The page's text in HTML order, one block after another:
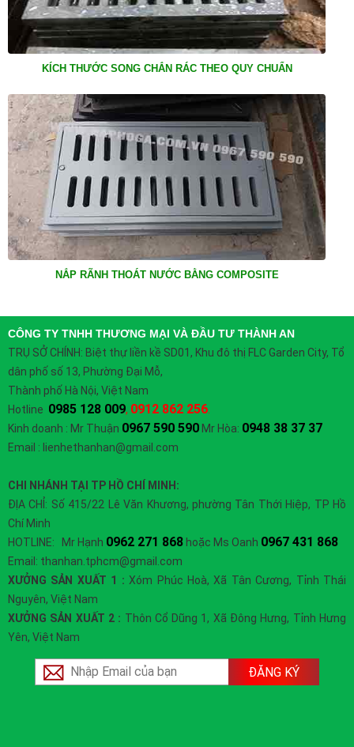
KÍCH THƯỚC SONG CHẮN RÁC THEO QUY CHUẨN
NẮP RÃNH THOÁT NƯỚC BẰNG COMPOSITE
CÔNG TY TNHH THƯƠNG MẠI VÀ ĐẦU TƯ THÀNH AN
TRỤ SỞ CHÍNH: Biệt thự liền kề SD01, Khu đô thị FLC Garden City, Tổ
dân phố số 13, Phường Đại Mỗ,
Thành phố Hà Nội, Việt Nam
Hotline 0985 128 009, 0912 862 256
Kinh doanh : Mr Thuận 0967 590 590 Mr Hòa: 0948 38 37 37
Email : lienhethanhan@gmail.com
CHI NHÁNH TẠI TP HỒ CHÍ MINH:
ĐỊA CHỈ: Số 415/22 Lê Văn Khương, phường Tân Thới Hiệp, TP Hồ
Chí Minh
HOTLINE: Mr Hạnh 0962 271 868 hoặc Ms Oanh 0967 431 868
Email: thanhan.tphcm@gmail.com
XƯỞNG SẢN XUẤT 1 : Xóm Phúc Hoà, Xã Tân Cương, Tỉnh Thái
Nguyên, Việt Nam
XƯỞNG SẢN XUẤT 2 : Thôn Cổ Dũng 1, Xã Đông Hưng, Tỉnh Hưng
Yên, Việt Nam
ĐĂNG KÝ